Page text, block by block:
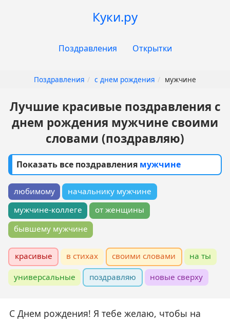
Куки.ру
ОсновнаяПоздравления Открытки
Поздравления с днем рождения мужчине
Лучшие красивые поздравления с
днем рождения мужчине своими
словами (поздравляю)
Показать все поздравления мужчине
любимому
начальнику мужчине
мужчине-коллеге
от женщины
бывшему мужчине
красивые в стихах своими словами на ты
универсальные поздравляю новые сверху
С Днем рождения! Я тебе желаю, чтобы на